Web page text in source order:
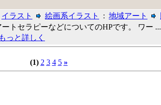
イラスト 絵画系イラスト : 地域アート
トセラピーなどについてのHPです。 ワー ...
もっと詳しく
(1) 2 3 4 5 »